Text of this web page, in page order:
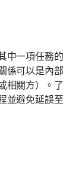
中一項任務的
係可以是內部
相關方）。了
並避免延誤至